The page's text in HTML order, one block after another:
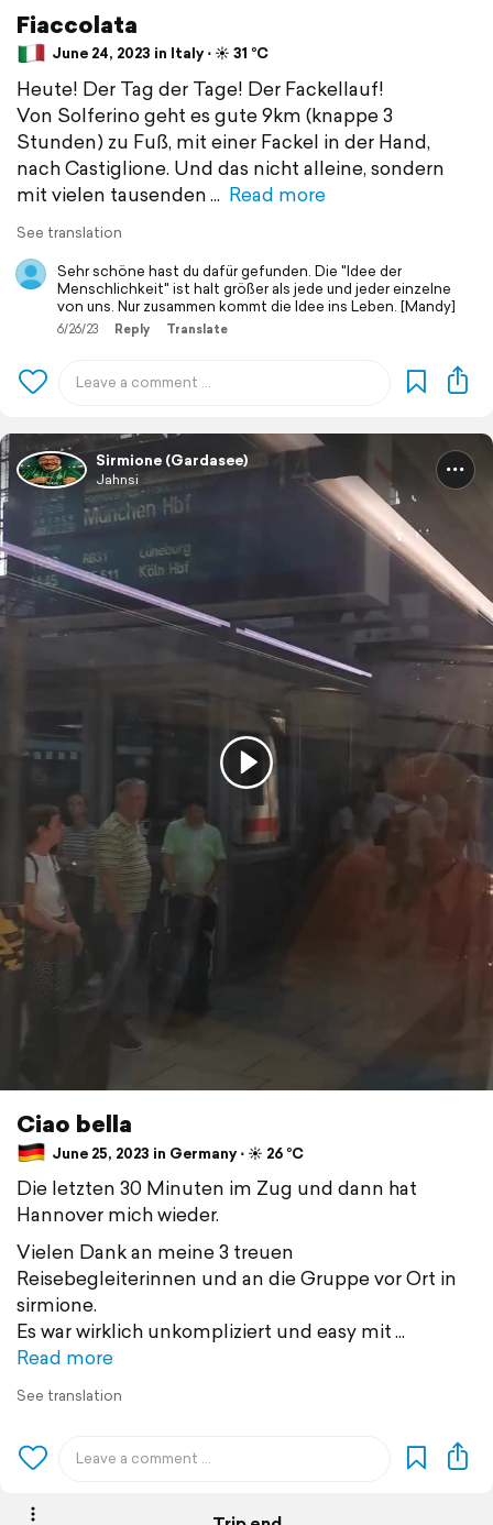
Fiaccolata
June 24, 2023 in Italy ⋅ ☀️ 31 °C
Heute! Der Tag der Tage! Der Fackellauf!
Von Solferino geht es gute 9km (knappe 3
Stunden) zu Fuß, mit einer Fackel in der Hand,
nach Castiglione. Und das nicht alleine, sondern
mit vielen tausenden
Read more
See translation
Sehr schöne hast du dafür gefunden. Die "Idee der
Menschlichkeit" ist halt größer als jede und jeder einzelne
von uns. Nur zusammen kommt die Idee ins Leben. [Mandy]
6/26/23 Reply Translate
Sirmione (Gardasee)
Jahnsi
Ciao bella
June 25, 2023 in Germany ⋅ ☀️ 26 °C
Die letzten 30 Minuten im Zug und dann hat
Hannover mich wieder.
Vielen Dank an meine 3 treuen
Reisebegleiterinnen und an die Gruppe vor Ort in
sirmione.
Es war wirklich unkompliziert und easy mit
Read more
See translation